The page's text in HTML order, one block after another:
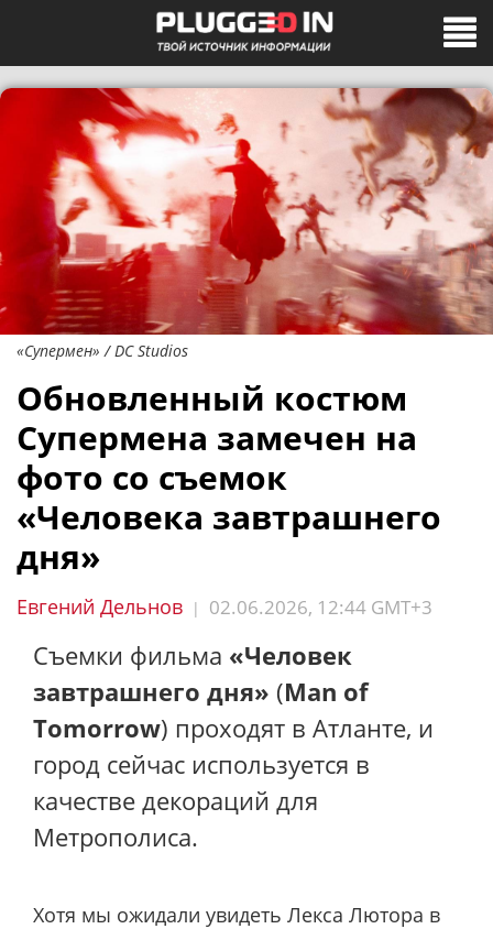
«Супермен» / DC Studios
Обновленный костюм
Супермена замечен на
фото со съемок
«Человека завтрашнего
дня»
Евгений Дельнов | 02.06.2026, 12:44 GMT+3
Съемки фильма «Человек
завтрашнего дня» (Man of
Tomorrow) проходят в Атланте, и
город сейчас используется в
качестве декораций для
Метрополиса.
Хотя мы ожидали увидеть Лекса Лютора в